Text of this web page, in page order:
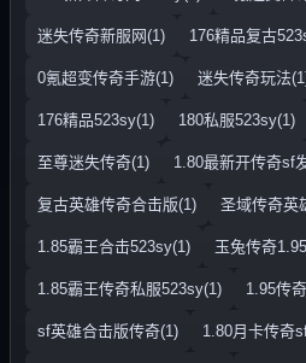
迷失传奇新服网(1) 176精品复古
0氪超变传奇手游(1) 迷失传奇玩法
176精品523sy(1) 180私服523sy(1)
至尊迷失传奇(1) 1.80最新开传奇sf
复古英雄传奇合击版(1) 圣域传奇英
1.85霸王合击523sy(1) 玉兔传奇
1.85霸王传奇私服523sy(1) 1.95传
sf英雄合击版传奇(1) 1.80月卡传奇